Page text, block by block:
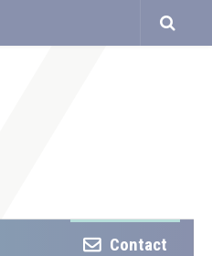
Contact